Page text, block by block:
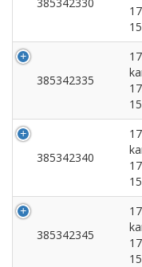
15
385342335
15
385342340
15
385342345
15